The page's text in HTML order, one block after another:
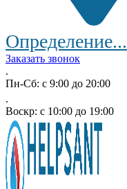
Определение...
Заказать звонок
.
Пн-Сб: с 9:00 до 20:00
.
Воскр: с 10:00 до 19:00